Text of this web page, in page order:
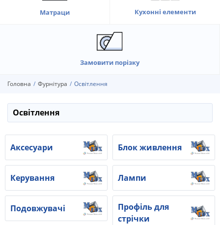
Матраци Кухонні елементи
Замовити порізку
Головна Фурнітура Освітлення
Освітлення
Аксесуари Блок живлення
Керування Лампи
Подовжувачі
Профіль для
стрічки